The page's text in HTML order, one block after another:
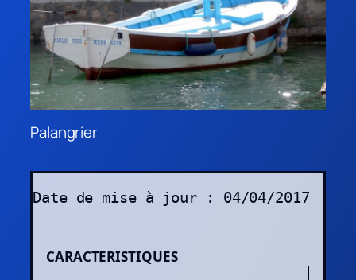
Palangrier
Date de mise à jour : 04/04/2017
CARACTERISTIQUES